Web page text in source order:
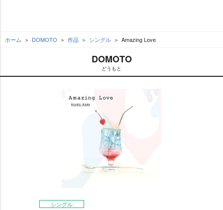
ホーム DOMOTO 作品 シングル Amazing Love
DOMOTO
どうもと
シングル